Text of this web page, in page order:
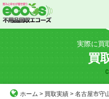
Skip
to
実際に買
買
ホーム > 買取実績 > 名古屋市守